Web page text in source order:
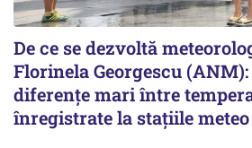
De ce se dezvoltă
Florinela Georgescu
diferențe mari între
înregistrate la stațiile